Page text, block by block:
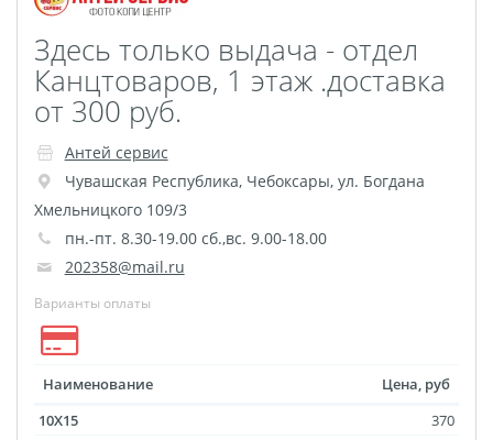
Здесь только выдача - отдел
Канцтоваров, 1 этаж .доставка
от 300 руб.
Антей сервис
Чувашская Республика, Чебоксары, ул. Богдана
Хмельницкого 109/3
пн.-пт. 8.30-19.00 сб.,вс. 9.00-18.00
202358@mail.ru
Варианты оплаты
Наименование
Цена, руб
10X15
370